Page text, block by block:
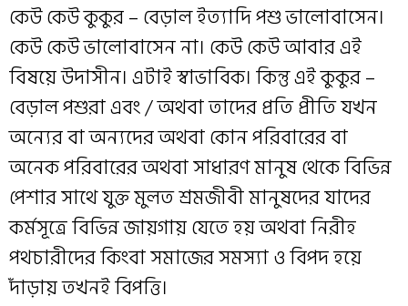
কেউ কেউ কুকুর – বেড়াল ইত্যাদি পশু ভালোবাসেন।
কেউ কেউ ভালোবাসেন না। কেউ কেউ আবার এই
বিষয়ে উদাসীন। এটাই স্বাভাবিক। কিন্তু এই কুকুর –
বেড়াল পশুরা এবং / অথবা তাদের প্রতি প্রীতি যখন
অন্যের বা অন্যদের অথবা কোন পরিবারের বা
অনেক পরিবারের অথবা সাধারণ মানুষ থেকে বিভিন্ন
পেশার সাথে যুক্ত মুলত শ্রমজীবী মানুষদের যাদের
কর্মসূত্রে বিভিন্ন জায়গায় যেতে হয় অথবা নিরীহ
পথচারীদের কিংবা সমাজের সমস্যা ও বিপদ হয়ে
দাঁড়ায় তখনই বিপত্তি।